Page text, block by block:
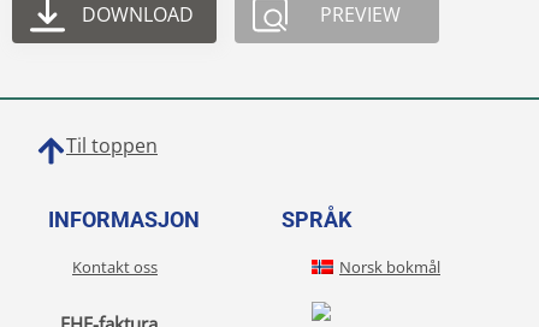
DOWNLOAD PREVIEW
Til toppen
INFORMASJON
Kontakt oss
SPRÅK
Norsk bokmål